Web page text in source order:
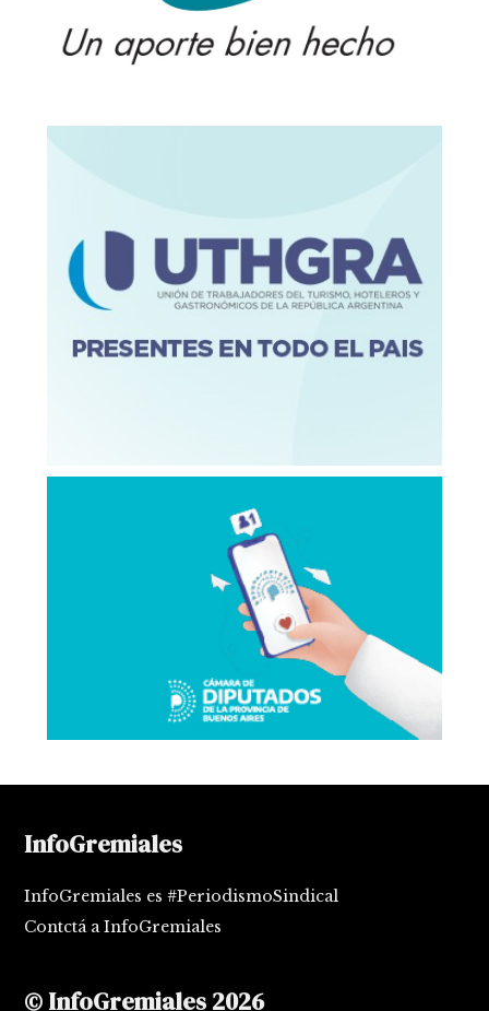
InfoGremiales
InfoGremiales es #PeriodismoSindical
Contctá a InfoGremiales
© InfoGremiales 2026